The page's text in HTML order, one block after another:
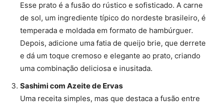
Esse prato é a fusão do rústico e sofisticado. A carne
de sol, um ingrediente típico do nordeste brasileiro, é
temperada e moldada em formato de hambúrguer.
Depois, adicione uma fatia de queijo brie, que derrete
e dá um toque cremoso e elegante ao prato, criando
uma combinação deliciosa e inusitada​.
Sashimi com Azeite de Ervas
Uma receita simples, mas que destaca a fusão entre